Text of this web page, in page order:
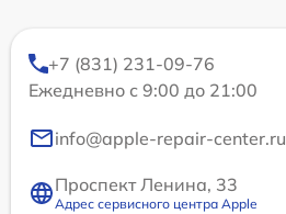
+7 (831) 231-09-76
Ежедневно с 9:00 до 21:00
info@apple-repair-center.ru
Проспект Ленина, 33
Адрес сервисного центра Apple